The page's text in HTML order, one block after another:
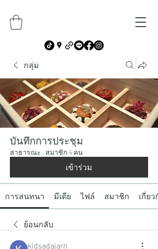
กลุ่ม
บันทึกการประชุม
สาธารณะ · สมาชิก 4 คน
เข้าร่วม
การสนทนา มีเดีย ไฟล์ สมาชิก เกี่ยว
ย้อนกลับ
kidsadajarn